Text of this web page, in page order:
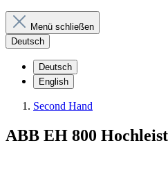
Menü schließen
Deutsch
Deutsch
English
Second Hand
ABB EH 800